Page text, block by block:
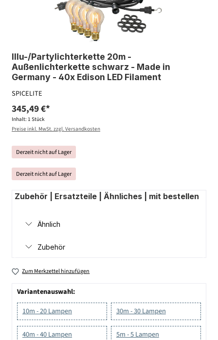
Illu-/Partylichterkette 20m -
Außenlichterkette schwarz - Made in
Germany - 40x Edison LED Filament
SPICELITE
345,49 €*
Inhalt: 1 Stück
Preise inkl. MwSt. zzgl. Versandkosten
Derzeit nicht auf Lager
Derzeit nicht auf Lager
Zubehör | Ersatzteile | Ähnliches | mit bestellen
Ähnlich
Zubehör
Zum Merkzettel hinzufügen
Variantenauswahl:
10m - 20 Lampen
30m - 30 Lampen
40m - 40 Lampen 5m - 5 Lampen